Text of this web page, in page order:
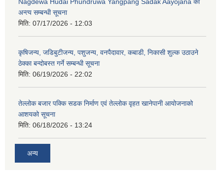
Nagdewa Hudai Phundruwa Yangpang Sadak Aayojana को
अन्त्य सम्बन्धी सूचना
मिति: 07/17/2026 - 12:03
कृषिजन्य, जडिबुटीजन्य, पशुजन्य, वनपैदावार, कबाडी, निकासी शुल्क उठाउने
ठेक्का बन्दोबस्त गर्ने सम्बन्धी सूचना
मिति: 06/19/2026 - 22:02
तेल्लोक बजार पक्कि सडक निर्माण एवं तेल्लोक वृहत खानेपानी आयोजनाको
आशयको सूचना
मिति: 06/18/2026 - 13:24
अन्य